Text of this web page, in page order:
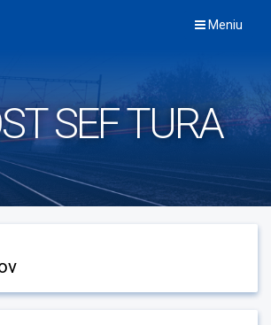
Meniu
SEF TURA